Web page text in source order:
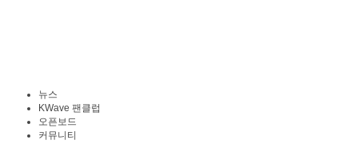
뉴스
KWave 팬클럽
오픈보드
커뮤니티